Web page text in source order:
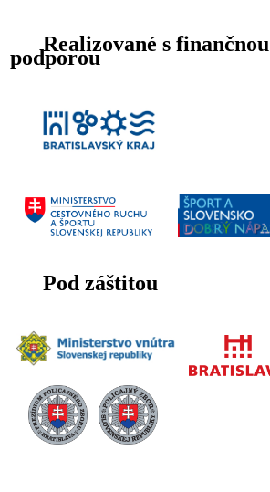
Realizované s finančnou
podporou
Pod záštitou